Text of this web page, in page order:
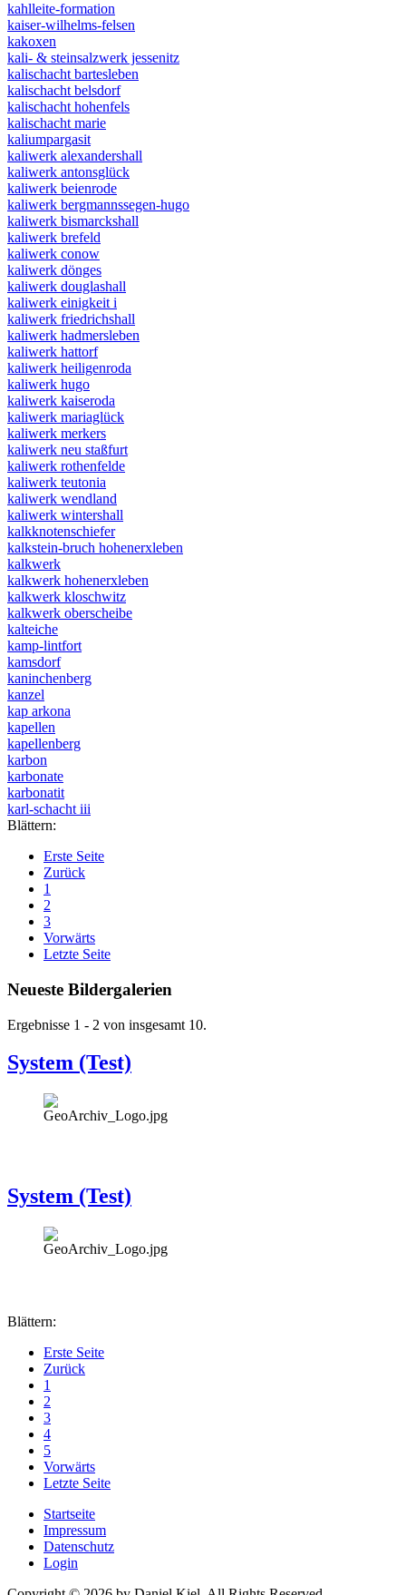
kahlleite-formation
kaiser-wilhelms-felsen
kakoxen
kali- & steinsalzwerk jessenitz
kalischacht bartesleben
kalischacht belsdorf
kalischacht hohenfels
kalischacht marie
kaliumpargasit
kaliwerk alexandershall
kaliwerk antonsglück
kaliwerk beienrode
kaliwerk bergmannssegen-hugo
kaliwerk bismarckshall
kaliwerk brefeld
kaliwerk conow
kaliwerk dönges
kaliwerk douglashall
kaliwerk einigkeit i
kaliwerk friedrichshall
kaliwerk hadmersleben
kaliwerk hattorf
kaliwerk heiligenroda
kaliwerk hugo
kaliwerk kaiseroda
kaliwerk mariaglück
kaliwerk merkers
kaliwerk neu staßfurt
kaliwerk rothenfelde
kaliwerk teutonia
kaliwerk wendland
kaliwerk wintershall
kalkknotenschiefer
kalkstein-bruch hohenerxleben
kalkwerk
kalkwerk hohenerxleben
kalkwerk kloschwitz
kalkwerk oberscheibe
kalteiche
kamp-lintfort
kamsdorf
kaninchenberg
kanzel
kap arkona
kapellen
kapellenberg
karbon
karbonate
karbonatit
karl-schacht iii
Blättern:
Erste Seite
Zurück
1
2
3
Vorwärts
Letzte Seite
Neueste Bildergalerien
Ergebnisse 1 - 2 von insgesamt 10.
System (Test)
System (Test)
Blättern:
Erste Seite
Zurück
1
2
3
4
5
Vorwärts
Letzte Seite
Startseite
Impressum
Datenschutz
Login